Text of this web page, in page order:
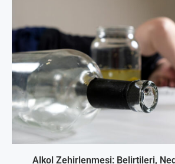
Alkol Zehirlenmesi: Belirtileri,